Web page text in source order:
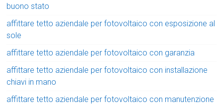
buono stato
affittare tetto aziendale per fotovoltaico con esposizione al
sole
affittare tetto aziendale per fotovoltaico con garanzia
affittare tetto aziendale per fotovoltaico con installazione
chiavi in mano
affittare tetto aziendale per fotovoltaico con manutenzione